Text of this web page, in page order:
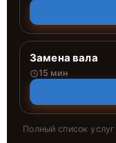
Замена вала
15 мин
Полный список